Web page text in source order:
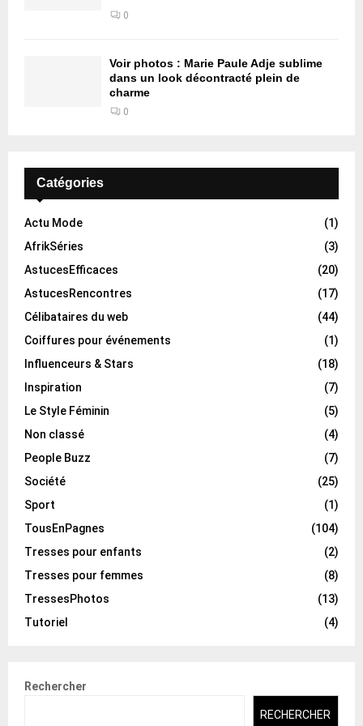
0
Voir photos : Marie Paule Adje sublime
dans un look décontracté plein de
charme
0
Catégories
Actu Mode
(1)
AfrikSéries
(3)
AstucesEfficaces
(20)
AstucesRencontres
(17)
Célibataires du web
(44)
Coiffures pour événements
(1)
Influenceurs & Stars
(18)
Inspiration
(7)
Le Style Féminin
(5)
Non classé
(4)
People Buzz
(7)
Société
(25)
Sport
(1)
TousEnPagnes
(104)
Tresses pour enfants
(2)
Tresses pour femmes
(8)
TressesPhotos
(13)
Tutoriel
(4)
Rechercher
RECHERCHER